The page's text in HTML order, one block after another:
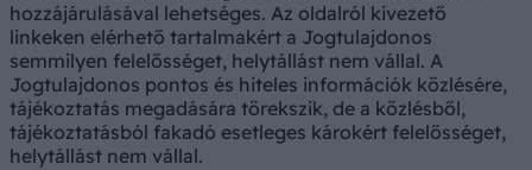
hozzájárulásával lehetséges. Az oldalról kivezető
linkeken elérhető tartalmakért a Jogtulajdonos
semmilyen felelősséget, helytállást nem vállal. A
Jogtulajdonos pontos és hiteles információk közlésére,
tájékoztatás megadására törekszik, de a közlésből,
tájékoztatásból fakadó esetleges károkért felelősséget,
helytállást nem vállal.